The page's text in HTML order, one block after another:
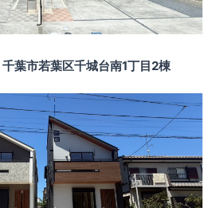
葉市若葉区千城台南1丁目2棟